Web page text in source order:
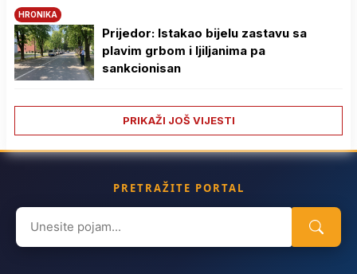
HRONIKA
Prijedor: Istakao bijelu zastavu sa
plavim grbom i ljiljanima pa
sankcionisan
PRIKAŽI JOŠ VIJESTI
PRETRAŽITE PORTAL
Search
for: